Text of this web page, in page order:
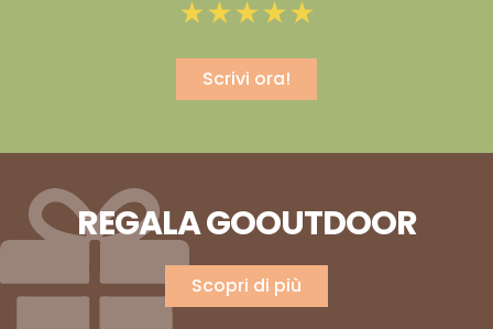
Scrivi ora!
REGALA GOOUTDOOR
Scopri di più